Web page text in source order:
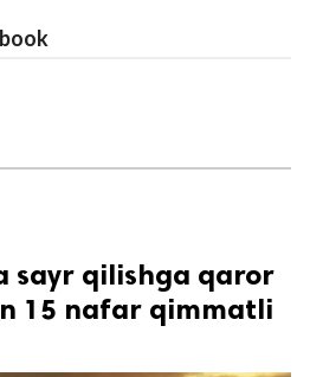
sayr qilishga qaror
15 nafar qimmatli